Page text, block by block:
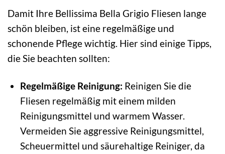
Damit Ihre Bellissima Bella Grigio Fliesen lange
schön bleiben, ist eine regelmäßige und
schonende Pflege wichtig. Hier sind einige Tipps,
die Sie beachten sollten:
Regelmäßige Reinigung: Reinigen Sie die
Fliesen regelmäßig mit einem milden
Reinigungsmittel und warmem Wasser.
Vermeiden Sie aggressive Reinigungsmittel,
Scheuermittel und säurehaltige Reiniger, da